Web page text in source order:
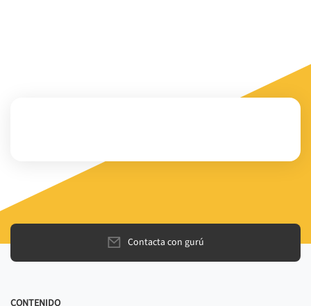
Contacta con gurú
CONTENIDO